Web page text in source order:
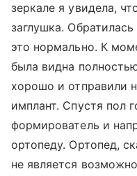
зеркале я увидела,
заглушка.
это нормально. К
была видна
хорошо и отправили
имплант. Спустя пол
формирователь и
ортопеду. Ортопед,
не является